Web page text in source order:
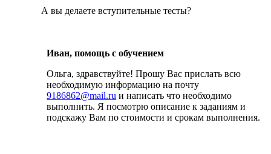
А вы делаете вступительные тесты?
Иван, помощь с обучением
Ольга, здравствуйте! Прошу Вас прислать всю
необходимую информацию на почту
9186862@mail.ru и написать что необходимо
выполнить. Я посмотрю описание к заданиям и
подскажу Вам по стоимости и срокам выполнения.